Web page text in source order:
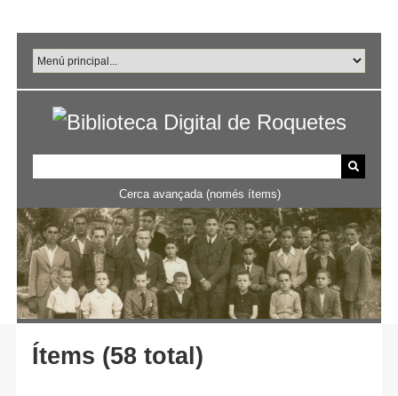
principal
Cerca avançada (només ítems)
Ítems (58 total)